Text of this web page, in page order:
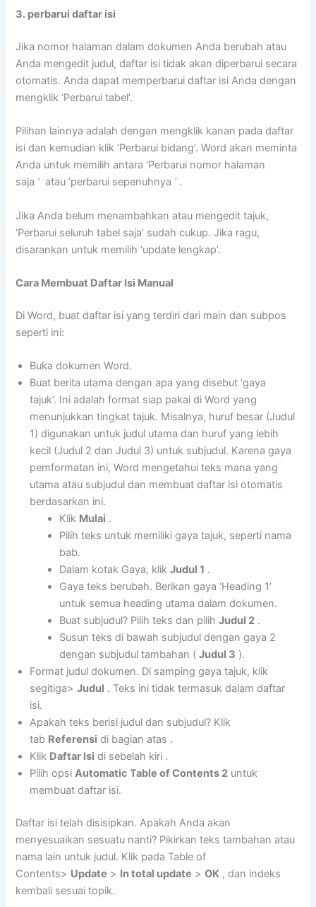
3. perbarui daftar isi
Jika nomor halaman dalam dokumen Anda berubah atau
Anda mengedit judul, daftar isi tidak akan diperbarui secara
otomatis. Anda dapat memperbarui daftar isi Anda dengan
mengklik ‘Perbarui tabel’.
Pilihan lainnya adalah dengan mengklik kanan pada daftar
isi dan kemudian klik ‘Perbarui bidang’. Word akan meminta
Anda untuk memilih antara ‘Perbarui nomor halaman
saja ‘ atau ‘perbarui sepenuhnya ‘.
Jika Anda belum menambahkan atau mengedit tajuk,
‘Perbarui seluruh tabel saja’ sudah cukup. Jika ragu,
disarankan untuk memilih ‘update lengkap’.
Cara Membuat Daftar Isi Manual
Di Word, buat daftar isi yang terdiri dari main dan subpos
seperti ini:
Buka dokumen Word.
Buat berita utama dengan apa yang disebut ‘gaya
tajuk’. Ini adalah format siap pakai di Word yang
menunjukkan tingkat tajuk. Misalnya, huruf besar (Judul
1) digunakan untuk judul utama dan huruf yang lebih
kecil (Judul 2 dan Judul 3) untuk subjudul. Karena gaya
pemformatan ini, Word mengetahui teks mana yang
utama atau subjudul dan membuat daftar isi otomatis
berdasarkan ini.
Klik Mulai .
Pilih teks untuk memiliki gaya tajuk, seperti nama
bab.
Dalam kotak Gaya, klikJudul 1 .
Gaya teks berubah. Berikan gaya ‘Heading 1’
untuk semua heading utama dalam dokumen.
Buat subjudul? Pilih teks dan pilihJudul 2 .
Susun teks di bawah subjudul dengan gaya 2
dengan subjudul tambahan (Judul 3 ).
Format judul dokumen. Di samping gaya tajuk, klik
segitiga>Judul . Teks ini tidak termasuk dalam daftar
isi.
Apakah teks berisi judul dan subjudul? Klik
tab Referensi di bagian atas .
Klik Daftar Isi di sebelah kiri .
Pilih opsiAutomatic Table of Contents 2 untuk
membuat daftar isi.
Daftar isi telah disisipkan. Apakah Anda akan
menyesuaikan sesuatu nanti? Pikirkan teks tambahan atau
nama lain untuk judul. Klik pada Table of
Contents> Update > In total update >OK , dan indeks
kembali sesuai topik.